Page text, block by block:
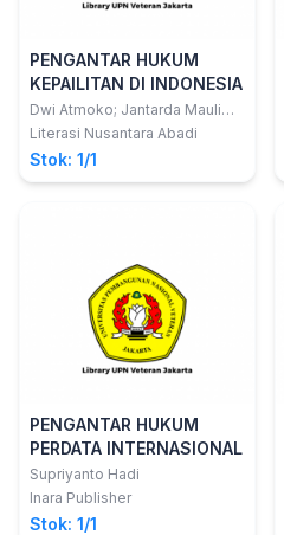
PENGANTAR HUKUM
KEPAILITAN DI INDONESIA
Dwi Atmoko; Jantarda Mauli
Hutagalung
Literasi Nusantara Abadi
Stok: 1/1
PENGANTAR HUKUM
PERDATA INTERNASIONAL
Supriyanto Hadi
Inara Publisher
Stok: 1/1